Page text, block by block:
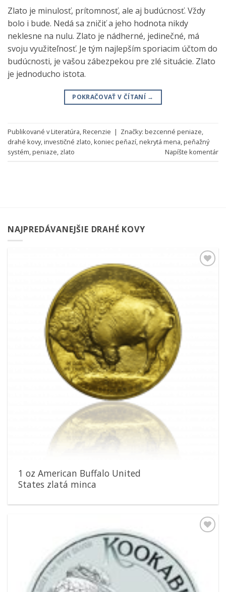
Zlato je minulosť, prítomnosť, ale aj budúcnosť. Vždy
bolo i bude. Nedá sa zničiť a jeho hodnota nikdy
neklesne na nulu. Zlato je nádherné, jedinečné, má
svoju využiteľnosť. Je tým najlepším sporiacim účtom do
budúcnosti, je vašou zábezpekou pre zlé situácie. Zlato
je jednoducho istota.
POKRAČOVAŤ V ČÍTANÍ →
Publikované vLiteratúra,Recenzie | Značky: bezcenné peniaze,
drahé kovy,investičné zlato,koniec peňazí,nekrytá mena,peňažný
systém,peniaze, zlato Napíšte komentár
NAJPREDÁVANEJŠIE DRAHÉ KOVY
1 oz American Buffalo United
States zlatá minca